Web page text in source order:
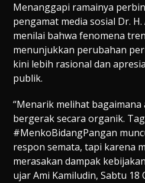
Menanggapi ramainya
pengamat media sosial Dr.
menilai bahwa fenomena
menunjukkan perubahan
kini lebih rasional dan
publik.
“Menarik melihat
bergerak secara organik.
#MenkoBidangPangan
respon semata, tapi karena
merasakan dampak
ujar Ami Kamiludin, Sabtu 18